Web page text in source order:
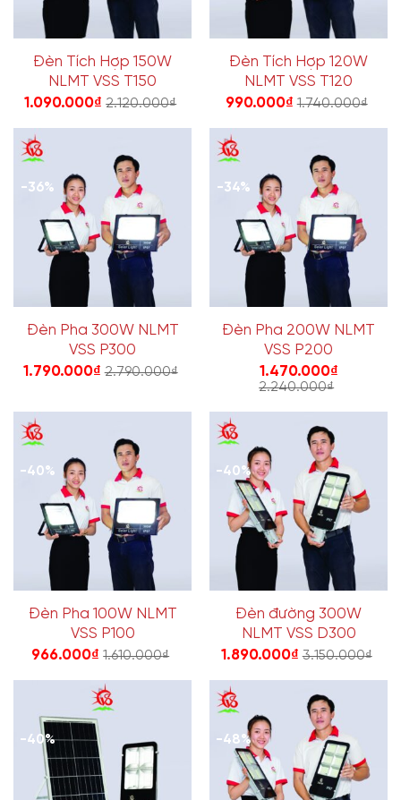
Đèn Tích Hợp 150W
NLMT VSS T150
1.090.000₫ 2.120.000₫
Đèn Tích Hợp 120W
NLMT VSS T120
990.000₫ 1.740.000₫
-36%
Đèn Pha 300W NLMT
VSS P300
1.790.000₫ 2.790.000₫
-34%
Đèn Pha 200W NLMT
VSS P200
1.470.000₫
2.240.000₫
-40%
Đèn Pha 100W NLMT
VSS P100
966.000₫ 1.610.000₫
-40%
Đèn đường 300W
NLMT VSS D300
1.890.000₫ 3.150.000₫
-40% -48%